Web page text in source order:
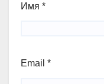
Имя *
Email *